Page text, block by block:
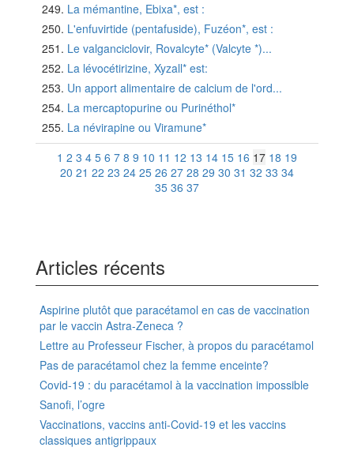
La mémantine, Ebixa*, est :
L'enfuvirtide (pentafuside), Fuzéon*, est :
Le valganciclovir, Rovalcyte* (Valcyte *)...
La lévocétirizine, Xyzall* est:
Un apport alimentaire de calcium de l'ord...
La mercaptopurine ou Purinéthol*
La névirapine ou Viramune*
1 2 3 4 5 6 7 8 9 10 11 12 13 14 15 16 17 18 19
20 21 22 23 24 25 26 27 28 29 30 31 32 33 34
35 36 37
Articles récents
Aspirine plutôt que paracétamol en cas de vaccination
par le vaccin Astra-Zeneca ?
Lettre au Professeur Fischer, à propos du paracétamol
Pas de paracétamol chez la femme enceinte?
Covid-19 : du paracétamol à la vaccination impossible
Sanofi, l’ogre
Vaccinations, vaccins anti-Covid-19 et les vaccins
classiques antigrippaux